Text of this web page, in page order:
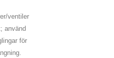
ventiler
använd
för